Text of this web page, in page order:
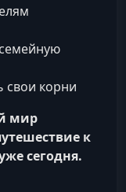
свои корни
мир
к
сегодня.